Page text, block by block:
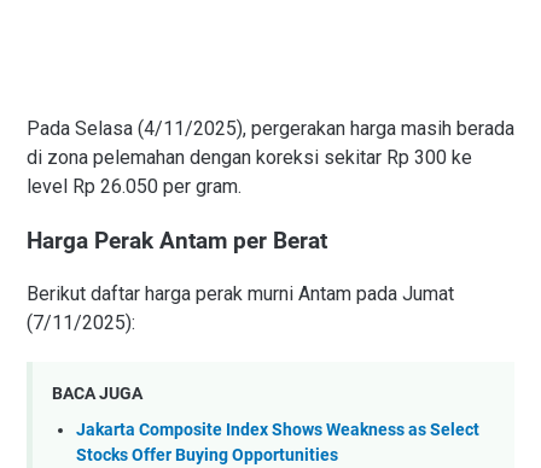
Pada Selasa (4/11/2025), pergerakan harga masih berada
di zona pelemahan dengan koreksi sekitar Rp 300 ke
level Rp 26.050 per gram.
Harga Perak Antam per Berat
Berikut daftar harga perak murni Antam pada Jumat
(7/11/2025):
BACA JUGA
Jakarta Composite Index Shows Weakness as Select
Stocks Offer Buying Opportunities